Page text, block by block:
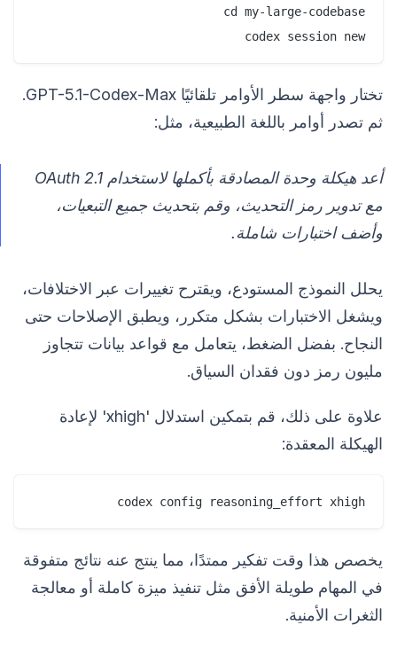
codex session new
تختار واجهة سطر الأوامر تلقائيًا GPT-5.1-Codex-Max.
ثم تصدر أوامر باللغة الطبيعية، مثل:
أعد هيكلة وحدة المصادقة بأكملها لاستخدام OAuth 2.1
مع تدوير رمز التحديث، وقم بتحديث جميع التبعيات،
وأضف اختبارات شاملة.
يحلل النموذج المستودع، ويقترح تغييرات عبر الاختلافات،
ويشغل الاختبارات بشكل متكرر، ويطبق الإصلاحات حتى
النجاح. بفضل الضغط، يتعامل مع قواعد بيانات تتجاوز
مليون رمز دون فقدان السياق.
علاوة على ذلك، قم بتمكين استدلال 'xhigh' لإعادة
الهيكلة المعقدة:
codex config reasoning_effort xhigh
يخصص هذا وقت تفكير ممتدًا، مما ينتج عنه نتائج متفوقة
في المهام طويلة الأفق مثل تنفيذ ميزة كاملة أو معالجة
الثغرات الأمنية.